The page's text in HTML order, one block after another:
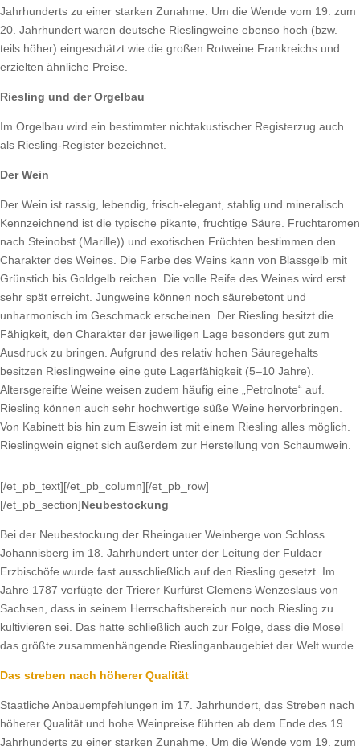
Jahrhunderts zu einer starken Zunahme. Um die Wende vom 19. zum
20. Jahrhundert waren deutsche Rieslingweine ebenso hoch (bzw.
teils höher) eingeschätzt wie die großen Rotweine Frankreichs und
erzielten ähnliche Preise.
Riesling und der Orgelbau
Im Orgelbau wird ein bestimmter nichtakustischer Registerzug auch
als Riesling-Register bezeichnet.
Der Wein
Der Wein ist rassig, lebendig, frisch-elegant, stahlig und mineralisch.
Kennzeichnend ist die typische pikante, fruchtige Säure. Fruchtaromen
nach Steinobst (Marille)) und exotischen Früchten bestimmen den
Charakter des Weines. Die Farbe des Weins kann von Blassgelb mit
Grünstich bis Goldgelb reichen. Die volle Reife des Weines wird erst
sehr spät erreicht. Jungweine können noch säurebetont und
unharmonisch im Geschmack erscheinen. Der Riesling besitzt die
Fähigkeit, den Charakter der jeweiligen Lage besonders gut zum
Ausdruck zu bringen. Aufgrund des relativ hohen Säuregehalts
besitzen Rieslingweine eine gute Lagerfähigkeit (5–10 Jahre).
Altersgereifte Weine weisen zudem häufig eine „Petrolnote“ auf.
Riesling können auch sehr hochwertige süße Weine hervorbringen.
Von Kabinett bis hin zum Eiswein ist mit einem Riesling alles möglich.
Rieslingwein eignet sich außerdem zur Herstellung von Schaumwein.
[/et_pb_text][/et_pb_column][/et_pb_row]
[/et_pb_section]Neubestockung
Bei der Neubestockung der Rheingauer Weinberge von Schloss
Johannisberg im 18. Jahrhundert unter der Leitung der Fuldaer
Erzbischöfe wurde fast ausschließlich auf den Riesling gesetzt. Im
Jahre 1787 verfügte der Trierer Kurfürst Clemens Wenzeslaus von
Sachsen, dass in seinem Herrschaftsbereich nur noch Riesling zu
kultivieren sei. Das hatte schließlich auch zur Folge, dass die Mosel
das größte zusammenhängende Rieslinganbaugebiet der Welt wurde.
Das streben nach höherer Qualität
Staatliche Anbauempfehlungen im 17. Jahrhundert, das Streben nach
höherer Qualität und hohe Weinpreise führten ab dem Ende des 19.
Jahrhunderts zu einer starken Zunahme. Um die Wende vom 19. zum